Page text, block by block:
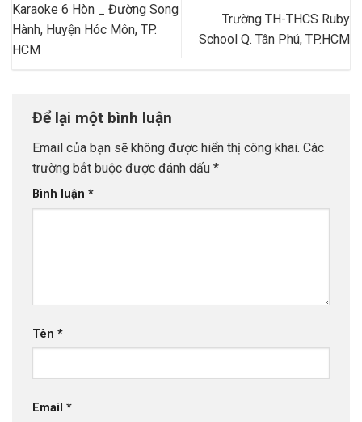
Karaoke 6 Hòn _ Đường Song
Hành, Huyện Hóc Môn, TP.
HCM
Trường TH-THCS Ruby
School Q. Tân Phú, TP.HCM
Để lại một bình luận
Email của bạn sẽ không được hiển thị công khai. Các
trường bắt buộc được đánh dấu *
Bình luận *
Tên *
Email *